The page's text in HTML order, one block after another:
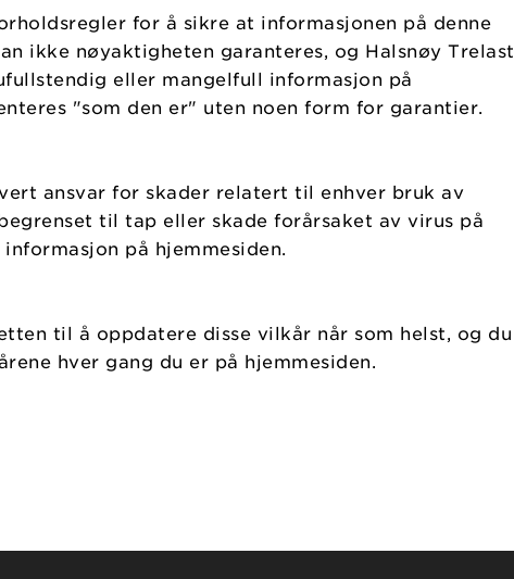
for å sikre at informasjonen på denne
ikke nøyaktigheten garanteres, og Halsnøy Trelast
eller mangelfull informasjon på
"som den er" uten noen form for garantier.
ansvar for skader relatert til enhver bruk av
til tap eller skade forårsaket av virus på
på hjemmesiden.
til å oppdatere disse vilkår når som helst, og du
hver gang du er på hjemmesiden.